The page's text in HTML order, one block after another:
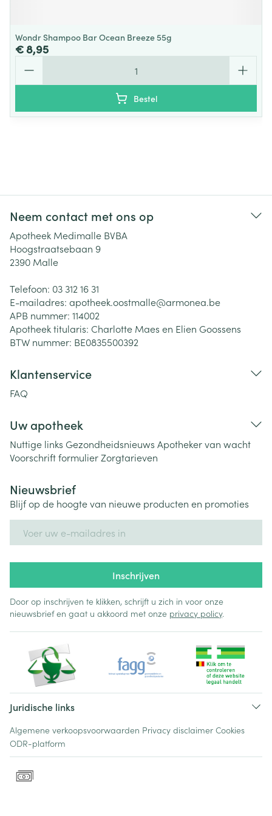
Wondr Shampoo Bar Ocean Breeze 55g
€ 8,95
Bestel
Neem contact met ons op
Apotheek Medimalle BVBA
Hoogstraatsebaan 9
2390 Malle
Telefoon: 03 312 16 31
E-mailadres: apotheek.oostmalle@armonea.be
APB nummer: 114002
Apotheek titularis: Charlotte Maes en Elien Goossens
BTW nummer: BE0835500392
Klantenservice
FAQ
Uw apotheek
Nuttige links Gezondheidsnieuws Apotheker van wacht
Voorschrift formulierZorgtarieven
Nieuwsbrief
Blijf op de hoogte van nieuwe producten en promoties
Inschrijven
Door op inschrijven te klikken, schrijft u zich in voor onze
nieuwsbrief en gaat u akkoord met onze privacy policy.
Juridische links
Algemene verkoopsvoorwaarden Privacy disclaimer Cookies
ODR-platform